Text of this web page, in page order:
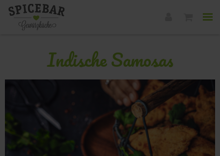
Indische Samosas